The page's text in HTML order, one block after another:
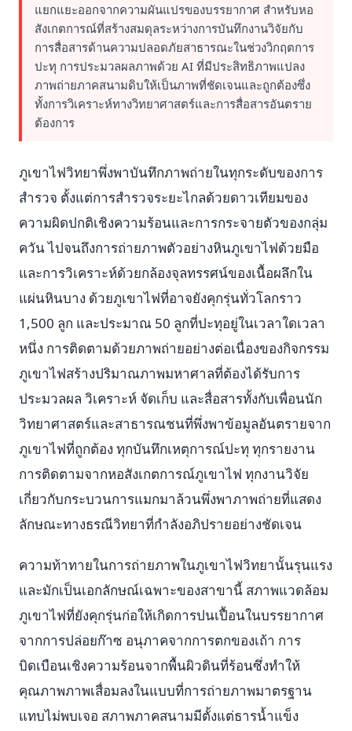
แยกแยะออกจากความผันแปรของบรรยากาศ สำหรับหอ
สังเกตการณ์ที่สร้างสมดุลระหว่างการบันทึกงานวิจัยกับ
การสื่อสารด้านความปลอดภัยสาธารณะในช่วงวิกฤตการ
ปะทุ การประมวลผลภาพด้วย AI ที่มีประสิทธิภาพแปลง
ภาพถ่ายภาคสนามดิบให้เป็นภาพที่ชัดเจนและถูกต้องซึ่ง
ทั้งการวิเคราะห์ทางวิทยาศาสตร์และการสื่อสารอันตราย
ต้องการ
ภูเขาไฟวิทยาพึ่งพาบันทึกภาพถ่ายในทุกระดับของการ
สำรวจ ตั้งแต่การสำรวจระยะไกลด้วยดาวเทียมของ
ความผิดปกติเชิงความร้อนและการกระจายตัวของกลุ่ม
ควัน ไปจนถึงการถ่ายภาพตัวอย่างหินภูเขาไฟด้วยมือ
และการวิเคราะห์ด้วยกล้องจุลทรรศน์ของเนื้อผลึกใน
แผ่นหินบาง ด้วยภูเขาไฟที่อาจยังคุกรุ่นทั่วโลกราว
1,500 ลูก และประมาณ 50 ลูกที่ปะทุอยู่ในเวลาใดเวลา
หนึ่ง การติดตามด้วยภาพถ่ายอย่างต่อเนื่องของกิจกรรม
ภูเขาไฟสร้างปริมาณภาพมหาศาลที่ต้องได้รับการ
ประมวลผล วิเคราะห์ จัดเก็บ และสื่อสารทั้งกับเพื่อนนัก
วิทยาศาสตร์และสาธารณชนที่พึ่งพาข้อมูลอันตรายจาก
ภูเขาไฟที่ถูกต้อง ทุกบันทึกเหตุการณ์ปะทุ ทุกรายงาน
การติดตามจากหอสังเกตการณ์ภูเขาไฟ ทุกงานวิจัย
เกี่ยวกับกระบวนการแมกมาล้วนพึ่งพาภาพถ่ายที่แสดง
ลักษณะทางธรณีวิทยาที่กำลังอภิปรายอย่างชัดเจน
ความท้าทายในการถ่ายภาพในภูเขาไฟวิทยานั้นรุนแรง
และมักเป็นเอกลักษณ์เฉพาะของสาขานี้ สภาพแวดล้อม
ภูเขาไฟที่ยังคุกรุ่นก่อให้เกิดการปนเปื้อนในบรรยากาศ
จากการปล่อยก๊าซ อนุภาคจากการตกของเถ้า การ
บิดเบือนเชิงความร้อนจากพื้นผิวดินที่ร้อนซึ่งทำให้
คุณภาพภาพเสื่อมลงในแบบที่การถ่ายภาพมาตรฐาน
แทบไม่พบเจอ สภาพภาคสนามมีตั้งแต่ธารน้ำแข็ง